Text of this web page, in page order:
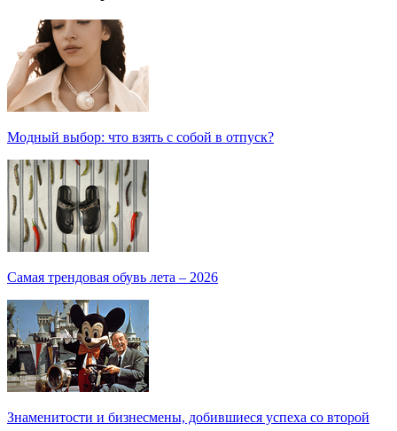
Модный выбор: что взять с собой в отпуск?
Самая трендовая обувь лета – 2026
Знаменитости и бизнесмены, добившиеся успеха со второй